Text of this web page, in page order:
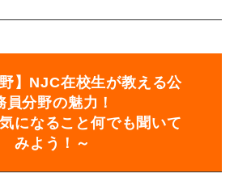
野】NJC在校生が教える公
員分野の魅力！
になること何でも聞いて
みよう！～